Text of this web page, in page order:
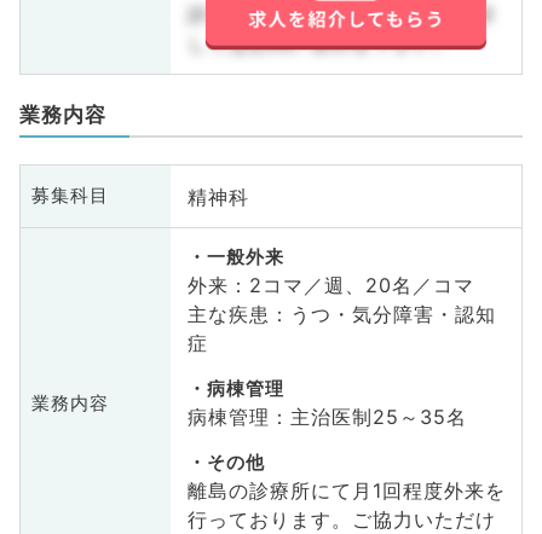
詳しくはお問い合わせ下さい。詳
しくはお問い合わせ下さい。
業務内容
募集科目 精神科
業務内容
一般外来
外来：2コマ／週、20名／コマ
主な疾患：うつ・気分障害・認知
症
病棟管理
病棟管理：主治医制25～35名
その他
離島の診療所にて月1回程度外来を
行っております。ご協力いただけ